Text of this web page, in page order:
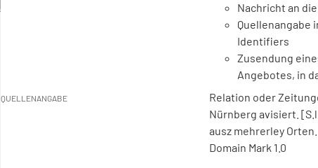
Nachricht an
Quellenangabe
Identifiers
Zusendung
Angebotes, in
QUELLENANGABE
Relation oder
Nürnberg avisiert.
ausz mehrerley
Domain Mark 1.0